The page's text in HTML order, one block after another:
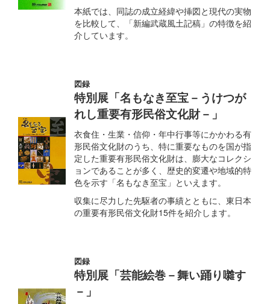
本紙では、同誌の成立経緯や挿図と現代の実物
を比較して、「新編武蔵風土記稿」の特徴を紹
介しています。
図録
特別展「名もなき至宝－うけつが
れし重要有形民俗文化財－」
衣食住・生業・信仰・年中行事等にかかわる有
形民俗文化財のうち、特に重要なものを国が指
定した重要有形民俗文化財は、膨大なコレクシ
ョンであることが多く、歴史的変遷や地域的特
色を示す「名もなき至宝」といえます。
収集に尽力した先駆者の事績とともに、東日本
の重要有形民俗文化財15件を紹介します。
図録
特別展「芸能絵巻－舞い踊り囃す
－」